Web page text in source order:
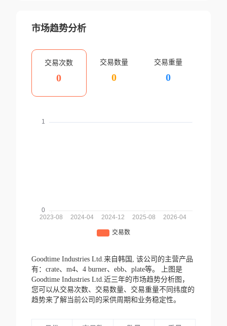
市场趋势分析
交易次数
0
交易数量
0
交易重量
0
Goodtime Industries Ltd.来自韩国, 该公司的主营产品
有：crate、m4、4 burner、ebb、plate等。
上图是
Goodtime Industries Ltd.近三年的市场趋势分析图，
您可以从交易次数、交易数量、交易重量不同纬度的
趋势来了解当前公司的采供周期和业务稳定性。